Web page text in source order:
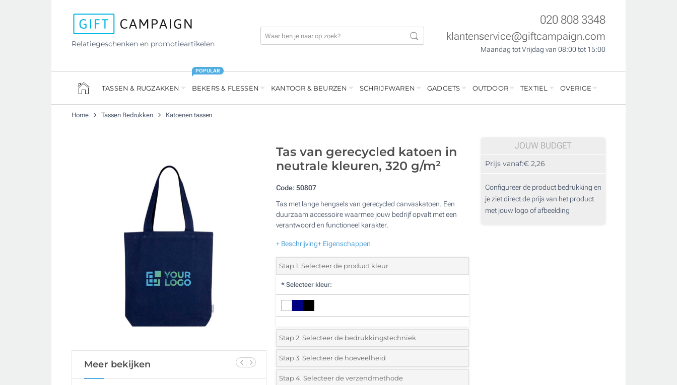
Relatiegeschenken en promotieartikelen
020 808 3348
klantenservice@giftcampaign.com
Maandag tot Vrijdag van 08:00 tot 15:00
TASSEN & RUGZAKKEN BEKERS & FLESSEN
POPULAR
KANTOOR & BEURZEN SCHRIJFWAREN GADGETS OUTDOOR TEXTIEL OVERIGE
Home Tassen Bedrukken Katoenen tassen
Meer bekijken
Tas van gerecycled katoen in
neutrale kleuren, 320 g/m²
Code:50807
Tas met lange hengsels van gerecycled canvaskatoen. Een
duurzaam accessoire waarmee jouw bedrijf opvalt met een
verantwoord en functioneel karakter.
+ Beschrijving+ Eigenschappen
Stap 1. Selecteer de product kleur
* Selecteer kleur:
Stap 2. Selecteer de bedrukkingstechniek
*Selecteer de bedrukking en kleuren van het logo:
1 Kleur (Aan een kant)
Stap 3. Selecteer de hoeveelheid
*Selecteer uit de lijst of voeg het gewenste aantal in
Stap 4. Selecteer de verzendmethode
JOUW BUDGET
Prijs vanaf:€ 2,26
Configureer de product bedrukking en
je ziet direct de prijs van het product
met jouw logo of afbeelding